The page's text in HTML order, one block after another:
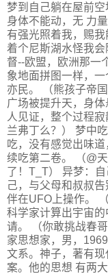
梦到自己躺在屋前空
身体不能动，无 力
有强光照着我，赐
着个尼斯湖水怪我
督--欧盟，欧洲那一
象地面拼图一样，
亦民。 （熊孩子帝
广场被提升天，身
人见证，整个过程
兰弗丁么？） 梦中
吃，没有感觉出味
续吃第二卷。 （@
了！T_T） 异梦：
己，与父母和叔叔
伴在UFO上操作。
科学家计算出宇宙
请。 （你敢挑战春
家思想家，男，
文系。神子，著有
案。他的思想 有两